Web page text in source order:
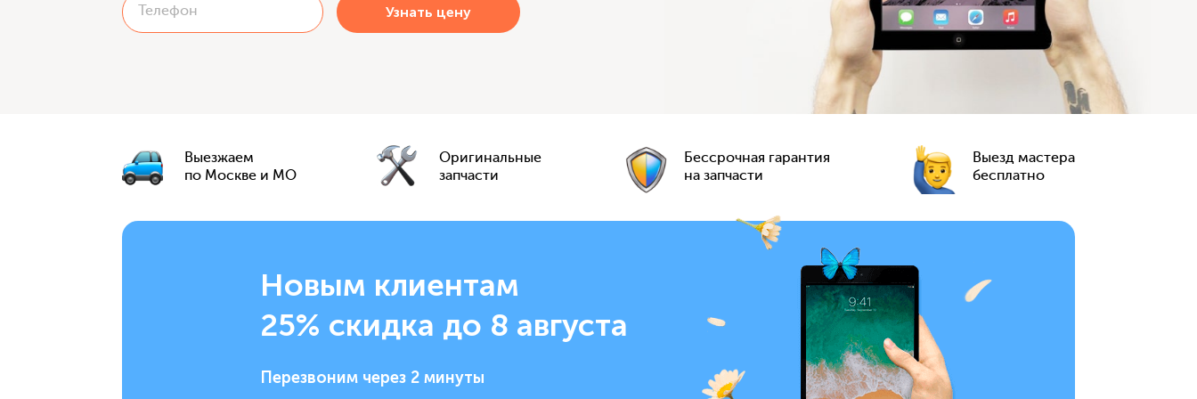
Выезжаем
по Москве и МО
Оригинальные
запчасти
Бессрочная гарантия
на запчасти
Выезд мастера
бесплатно
Новым клиентам
25% скидка до 8 августа
Перезвоним через 2 минуты